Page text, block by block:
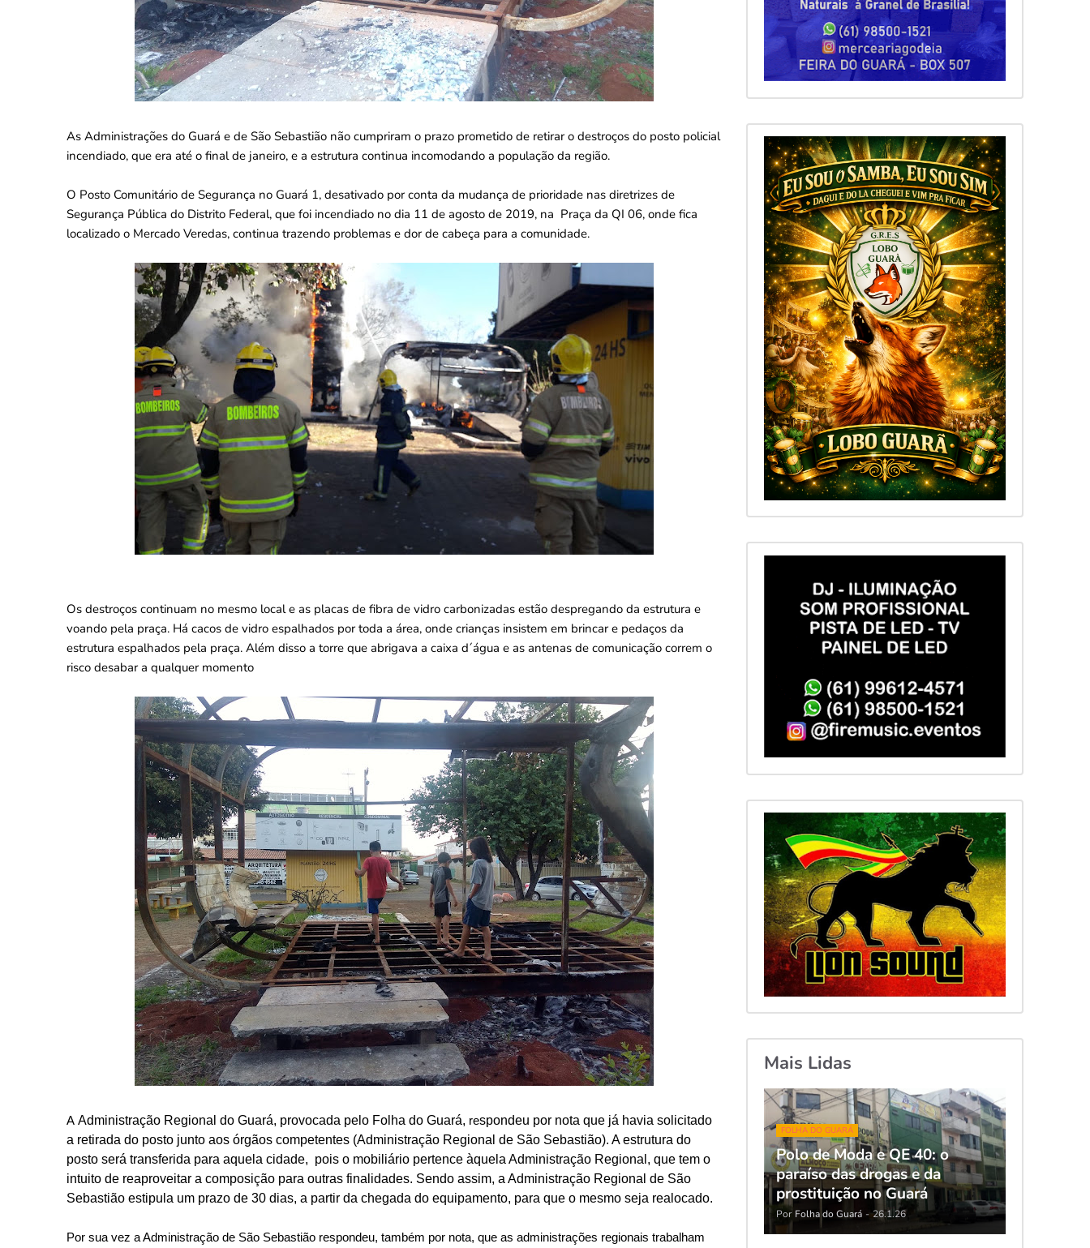
As Administrações do Guará e de São Sebastião não cumpriram o prazo prometido de retirar o destroços do posto policial
incendiado, que era até o final de janeiro, e a estrutura continua incomodando a população da região.
O Posto Comunitário de Segurança no Guará 1, desativado por conta da mudança de prioridade nas diretrizes de
Segurança Pública do Distrito Federal, que foi incendiado no dia 11 de agosto de 2019, na Praça da QI 06, onde fica
localizado o Mercado Veredas, continua trazendo problemas e dor de cabeça para a comunidade.
Os destroços continuam no mesmo local e as placas de fibra de vidro carbonizadas estão despregando da estrutura e
voando pela praça. Há cacos de vidro espalhados por toda a área, onde crianças insistem em brincar e pedaços da
estrutura espalhados pela praça. Além disso a torre que abrigava a caixa d´água e as antenas de comunicação correm o
risco desabar a qualquer momento
A Administração Regional do Guará, provocada pelo Folha do Guará, respondeu por nota que já havia solicitado
a retirada do posto junto aos órgãos competentes (Administração Regional de São Sebastião). A estrutura do
posto será transferida para aquela cidade, pois o mobiliário pertence àquela Administração Regional, que tem o
intuito de reaproveitar a composição para outras finalidades. Sendo assim, a Administração Regional de São
Sebastião estipula um prazo de 30 dias, a partir da chegada do equipamento, para que o mesmo seja realocado.
Por sua vez a Administração de São Sebastião respondeu, também por nota, que as administrações regionais trabalham
Mais Lidas
FOLHA DO GUARÁ
Polo de Moda e QE 40: o
paraíso das drogas e da
prostituição no Guará
Por Folha do Guará - 26.1.26